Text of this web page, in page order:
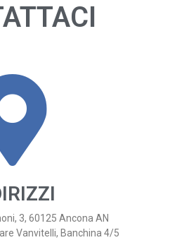
3, 60125 Ancona AN
Vanvitelli, Banchina 4/5